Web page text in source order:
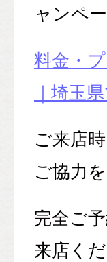
ャンペ
料金・
｜埼玉
ご来店
ご協力
完全ご
来店くだ